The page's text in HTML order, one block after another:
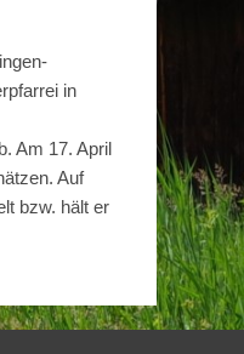
in
Am 17. April
Auf
bzw. hält er